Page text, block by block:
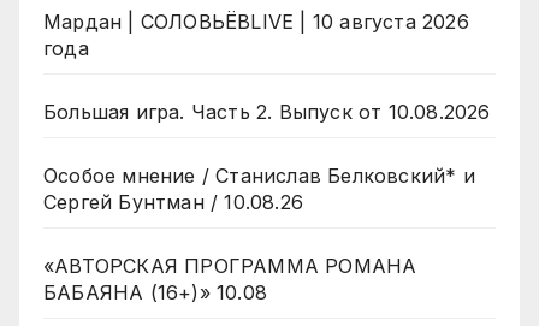
Мардан | СОЛОВЬЁВLIVE | 10 августа 2026
года
Большая игра. Часть 2. Выпуск от 10.08.2026
Особое мнение / Станислав Белковский* и
Сергей Бунтман / 10.08.26
«АВТОРСКАЯ ПРОГРАММА РОМАНА
БАБАЯНА (16+)» 10.08